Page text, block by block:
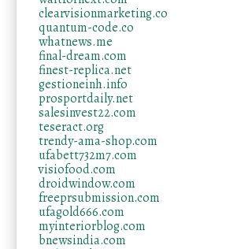
clearvisionmarketing.co
quantum-code.co
whatnews.me
final-dream.com
finest-replica.net
gestioneinh.info
prosportdaily.net
salesinvest22.com
teseract.org
trendy-ama-shop.com
ufabett732m7.com
visiofood.com
droidwindow.com
freeprsubmission.com
ufagold666.com
myinteriorblog.com
bnewsindia.com